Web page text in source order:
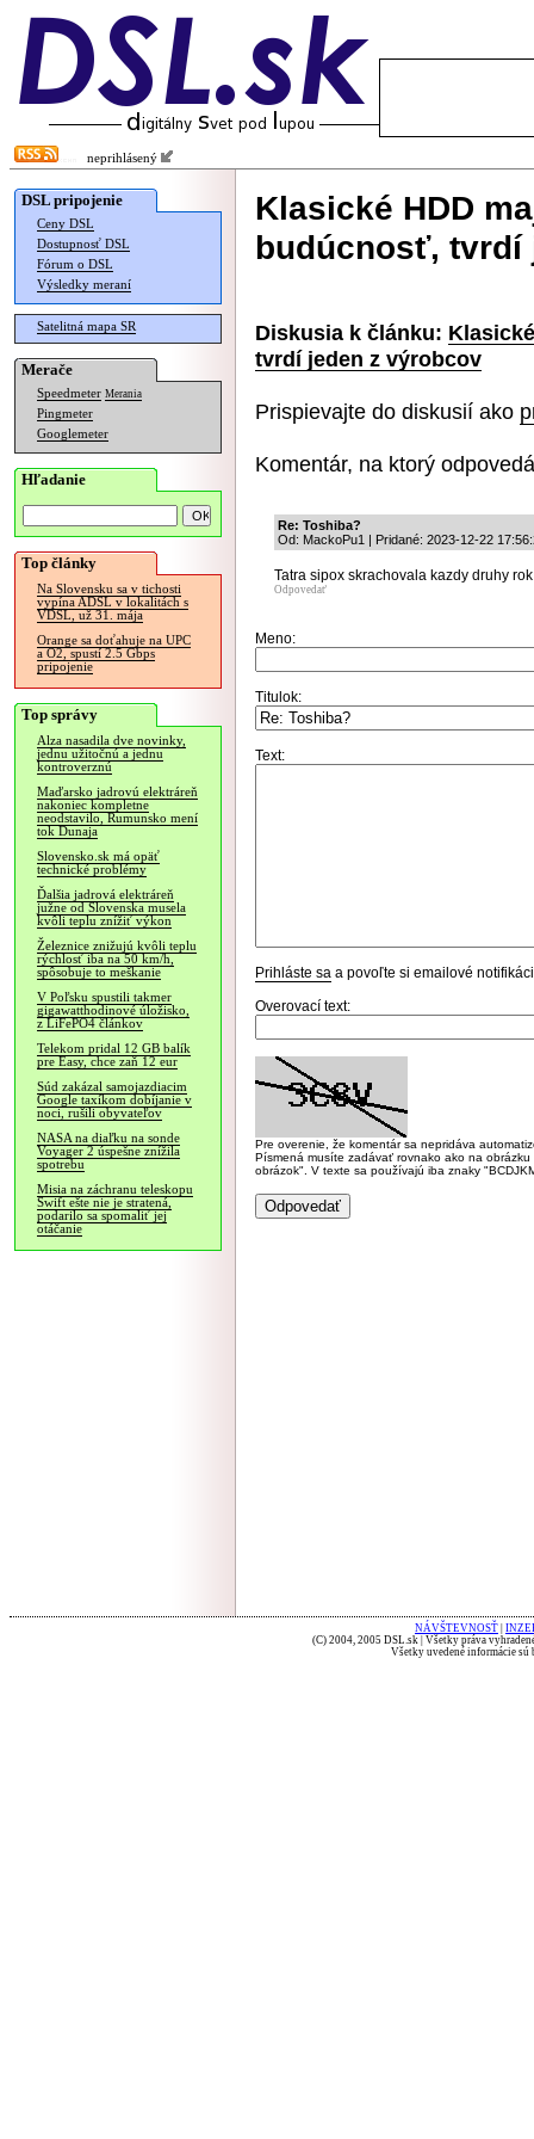
neprihlásený
DSL pripojenie
Ceny DSL
Dostupnosť DSL
Fórum o DSL
Výsledky meraní
Satelitná mapa SR
Merače
Speedmeter Merania
Pingmeter
Googlemeter
Hľadanie
Top články
Na Slovensku sa v tichosti
vypína ADSL v lokalitách s
VDSL, už 31. mája
Orange sa doťahuje na UPC
a O2, spustí 2.5 Gbps
pripojenie
Top správy
Alza nasadila dve novinky,
jednu užitočnú a jednu
kontroverznú
Maďarsko jadrovú elektráreň
nakoniec kompletne
neodstavilo, Rumunsko mení
tok Dunaja
Slovensko.sk má opäť
technické problémy
Ďalšia jadrová elektráreň
južne od Slovenska musela
kvôli teplu znížiť výkon
Železnice znižujú kvôli teplu
rýchlosť iba na 50 km/h,
spôsobuje to meškanie
V Poľsku spustili takmer
gigawatthodinové úložisko,
z LiFePO4 článkov
Telekom pridal 12 GB balík
pre Easy, chce zaň 12 eur
Súd zakázal samojazdiacim
Google taxíkom dobíjanie v
noci, rušili obyvateľov
NASA na diaľku na sonde
Voyager 2 úspešne znížila
spotrebu
Misia na záchranu teleskopu
Swift ešte nie je stratená,
podarilo sa spomaliť jej
otáčanie
Klasické HDD
budúcnosť, tvrdí
Diskusia k článku:
tvrdí jeden z výrobcov
Prispievajte do diskusií ako
Komentár, na ktorý
Re: Toshiba?
Od: MackoPu1 | Pridané: 2023-12-22
Tatra sipox skrachovala kazdy druhy
Odpovedať
Meno:
Titulok:
Text:
Prihláste sa a povoľte si emailové
Overovací text:
Pre overenie, že komentár sa nepridáva
Písmená musíte zadávať rovnako ako na
obrázok". V texte sa používajú iba znaky
NÁVŠTEVNOSŤ
(C) 2004, 2005 DSL.sk | Všetky práva
Všetky uvedené informácie sú